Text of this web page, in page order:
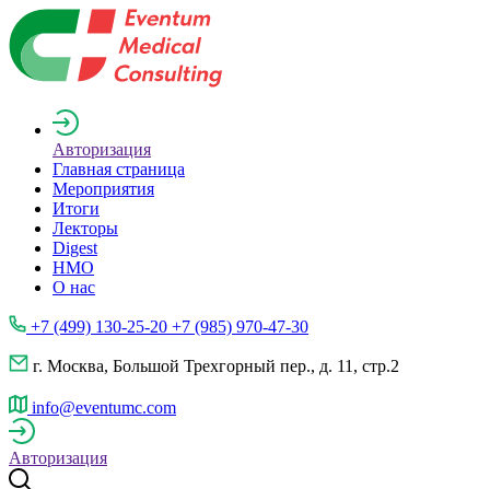
Авторизация
Главная страница
Мероприятия
Итоги
Лекторы
Digest
НМО
О нас
+7 (499) 130-25-20 +7 (985) 970-47-30
г. Москва, Большой Трехгорный пер., д. 11, стр.2
info@eventumc.com
Авторизация